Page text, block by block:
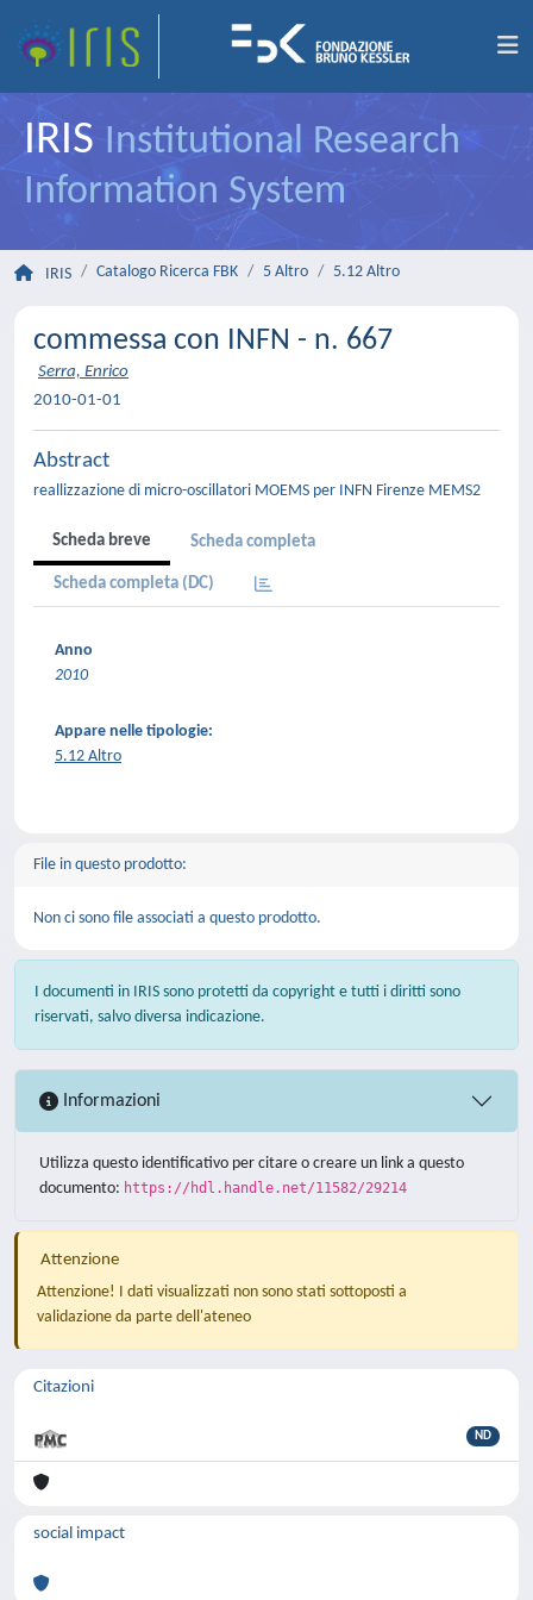
IRIS Institutional Research
Information System
IRIS Catalogo Ricerca FBK 5 Altro 5.12 Altro
commessa con INFN - n. 667
Serra, Enrico
2010-01-01
Abstract
reallizzazione di micro-oscillatori MOEMS per INFN Firenze MEMS2
Scheda breve Scheda completa
Scheda completa (DC)
Anno
2010
Appare nelle tipologie:
5.12 Altro
File in questo prodotto:
Non ci sono file associati a questo prodotto.
I documenti in IRIS sono protetti da copyright e tutti i diritti sono
riservati, salvo diversa indicazione.
Informazioni
Utilizza questo identificativo per citare o creare un link a questo
documento: https://hdl.handle.net/11582/29214
Attenzione
Attenzione! I dati visualizzati non sono stati sottoposti a
validazione da parte dell'ateneo
Citazioni
ND
social impact